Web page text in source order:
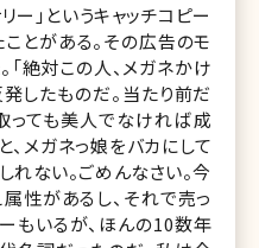
ー」というキャッチコピー
とがある。その広告のモ
「絶対この人、メガネかけ
したものだ。当たり前だ
っても美人でなければ成
メガネっ娘をバカにして
れない。ごめんなさい。今
性があるし、それで売っ
もいるが、ほんの10数年